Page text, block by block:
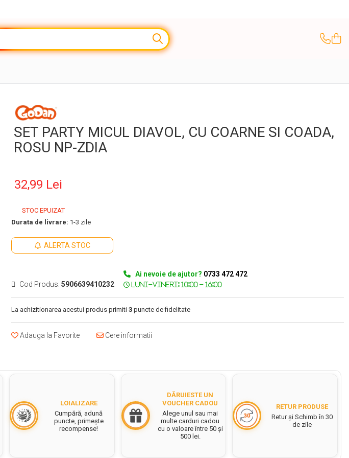
SET PARTY MICUL DIAVOL, CU COARNE SI COADA,
ROSU NP-ZDIA
32,99 Lei
STOC EPUIZAT
Durata de livrare: 1-3 zile
ALERTA STOC
Cod Produs: 5906639410232
Ai nevoie de ajutor? 0733 472 472
La achizitionarea acestui produs primiti 3 puncte de fidelitate
Adauga la Favorite Cere informatii
LOIALIZARE
Cumpără, adună
puncte, primește
recompense!
DĂRUIESTE UN
VOUCHER CADOU
Alege unul sau mai
multe carduri cadou
cu o valoare între 50 și
500 lei.
RETUR PRODUSE
Retur și Schimb în 30
de zile